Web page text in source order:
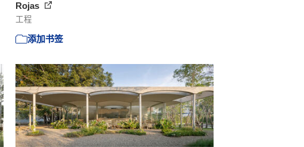
Rojas
工程
添加书签